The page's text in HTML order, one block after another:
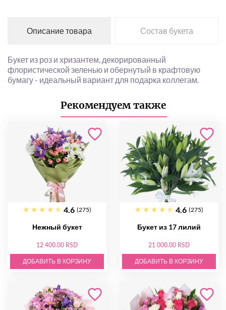
Описание товара Состав букета
Букет из роз и хризантем, декорированный
флористической зеленью и обернутый в крафтовую
бумагу - идеальный вариант для подарка коллегам.
Рекомендуем также
4.6 (275)
Нежный букет
12 400.00 RSD
ДОБАВИТЬ В КОРЗИНУ
4.6 (275)
Букет из 17 лилий
21 000.00 RSD
ДОБАВИТЬ В КОРЗИНУ